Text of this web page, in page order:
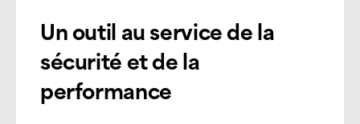
Un outil au service de la
sécurité et de la
performance